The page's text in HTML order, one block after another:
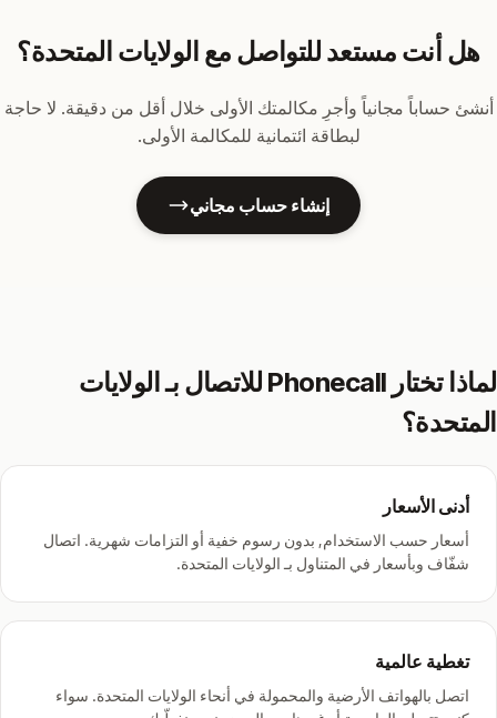
هل أنت مستعد للتواصل مع الولايات المتحدة؟
أنشئ حساباً مجانياً وأجرِ مكالمتك الأولى خلال أقل من دقيقة. لا حاجة
لبطاقة ائتمانية للمكالمة الأولى.
إنشاء حساب مجاني
لماذا تختار Phonecall للاتصال بـ الولايات
المتحدة؟
أدنى الأسعار
أسعار حسب الاستخدام, بدون رسوم خفية أو التزامات شهرية. اتصال
شفّاف وبأسعار في المتناول بـ الولايات المتحدة.
تغطية عالمية
اتصل بالهواتف الأرضية والمحمولة في أنحاء الولايات المتحدة. سواء